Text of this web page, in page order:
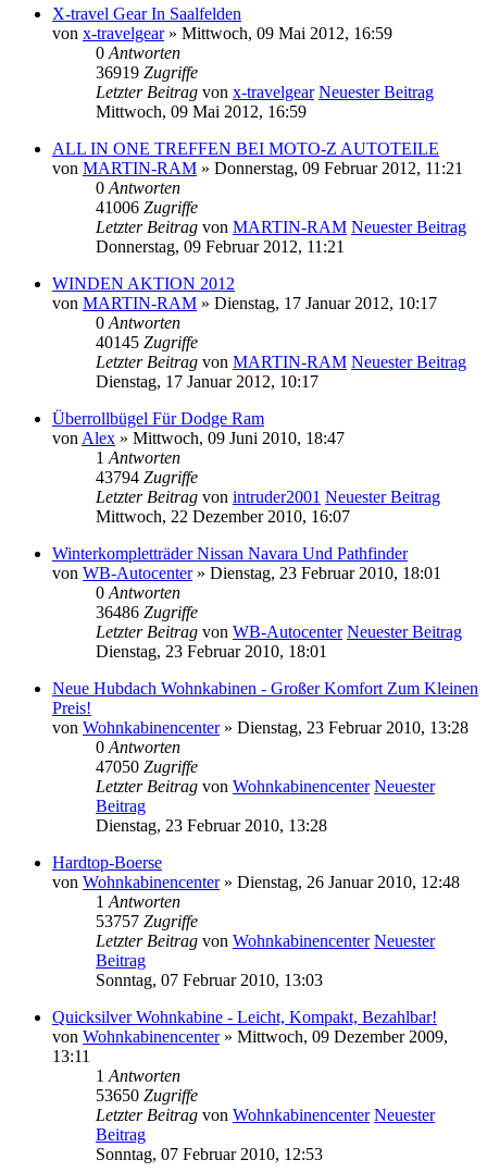
X-travel Gear In Saalfelden
von x-travelgear» Mittwoch, 09 Mai 2012, 16:59
0 Antworten
36919 Zugriffe
Letzter Beitrag von x-travelgear Neuester Beitrag
Mittwoch, 09 Mai 2012, 16:59
ALL IN ONE TREFFEN BEI MOTO-Z AUTOTEILE
von MARTIN-RAM » Donnerstag, 09 Februar 2012, 11:21
0 Antworten
41006 Zugriffe
Letzter Beitrag von MARTIN-RAM Neuester Beitrag
Donnerstag, 09 Februar 2012, 11:21
WINDEN AKTION 2012
von MARTIN-RAM » Dienstag, 17 Januar 2012, 10:17
0 Antworten
40145 Zugriffe
Letzter Beitrag von MARTIN-RAM Neuester Beitrag
Dienstag, 17 Januar 2012, 10:17
Überrollbügel Für Dodge Ram
von Alex » Mittwoch, 09 Juni 2010, 18:47
1 Antworten
43794 Zugriffe
Letzter Beitrag von intruder2001 Neuester Beitrag
Mittwoch, 22 Dezember 2010, 16:07
Winterkompletträder Nissan Navara Und Pathfinder
von WB-Autocenter» Dienstag, 23 Februar 2010, 18:01
0 Antworten
36486 Zugriffe
Letzter Beitrag von WB-Autocenter Neuester Beitrag
Dienstag, 23 Februar 2010, 18:01
Neue Hubdach Wohnkabinen - Großer Komfort Zum Kleinen
Preis!
von Wohnkabinencenter» Dienstag, 23 Februar 2010, 13:28
0 Antworten
47050 Zugriffe
Letzter Beitrag von Wohnkabinencenter Neuester
Beitrag
Dienstag, 23 Februar 2010, 13:28
Hardtop-Boerse
von Wohnkabinencenter» Dienstag, 26 Januar 2010, 12:48
1 Antworten
53757 Zugriffe
Letzter Beitrag von Wohnkabinencenter Neuester
Beitrag
Sonntag, 07 Februar 2010, 13:03
Quicksilver Wohnkabine - Leicht, Kompakt, Bezahlbar!
von Wohnkabinencenter» Mittwoch, 09 Dezember 2009,
13:11
1 Antworten
53650 Zugriffe
Letzter Beitrag von Wohnkabinencenter Neuester
Beitrag
Sonntag, 07 Februar 2010, 12:53